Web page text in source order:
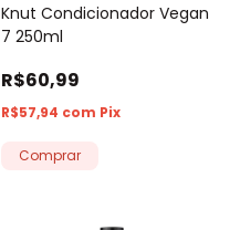
Knut Condicionador Vegan
7 250ml
R$60,99
R$57,94 com Pix